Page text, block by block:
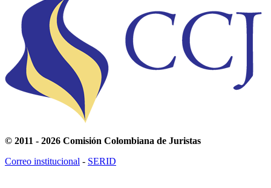
© 2011 - 2026 Comisión Colombiana de Juristas
Correo institucional - SERID